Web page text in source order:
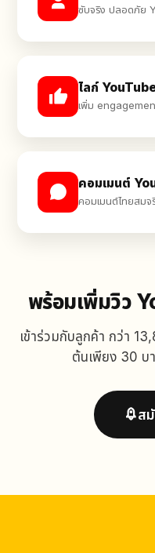
ซับจริง ปลอดภัย
ไลก์
เพิ่ม
คอมเมนต์
คอมเมนต์ไทยสมจ
พร้อมเพิ่มวิว
เข้าร่วมกับลูกค้า กว่า
ต้นเพียง 30 บ
ส